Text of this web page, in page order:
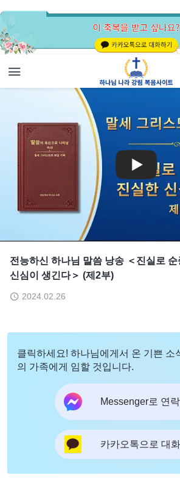
전능하신 하나님 말씀 낭송 ＜진실로
신심이 생긴다＞ (제2부)
2024.02.26
클릭하세요! 하나님에게서 온 기쁜 소
의 가족에게 임할 것입니다.
Messenger로 연락
카카오톡으로 대화